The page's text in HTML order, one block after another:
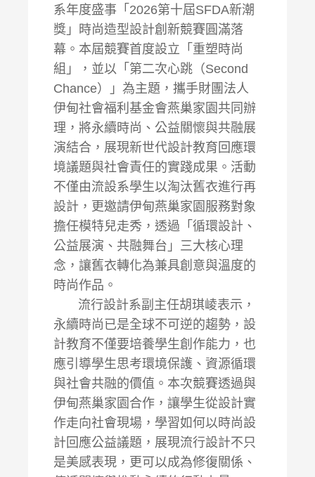
系年度盛事「2026第十屆SFDA新潮
獎」時尚造型設計創新競賽圓滿落
幕。本屆競賽首度設立「重塑時尚
組」，並以「第二次心跳（Second
Chance）」為主題，攜手財團法人
伊甸社會福利基金會燕巢家園共同辦
理，將永續時尚、公益關懷與共融展
演結合，展現新世代設計教育回應環
境議題與社會責任的實踐成果。活動
不僅由流設系學生以淘汰舊衣進行再
設計，更邀請伊甸燕巢家園服務對象
擔任模特兒走秀，透過「循環設計、
公益展演、共融舞台」三大核心理
念，讓舊衣轉化為兼具創意與溫度的
時尚作品。
流行設計系副主任胡琪崚表示，
永續時尚已是全球不可逆的趨勢，設
計教育不僅要培養學生創作能力，也
應引導學生思考環境保護、資源循環
與社會共融的價值。本次競賽透過與
伊甸燕巢家園合作，讓學生從設計實
作走向社會現場，學習如何以時尚設
計回應公益議題，展現流行設計不只
是美感表現，更可以成為修復關係、